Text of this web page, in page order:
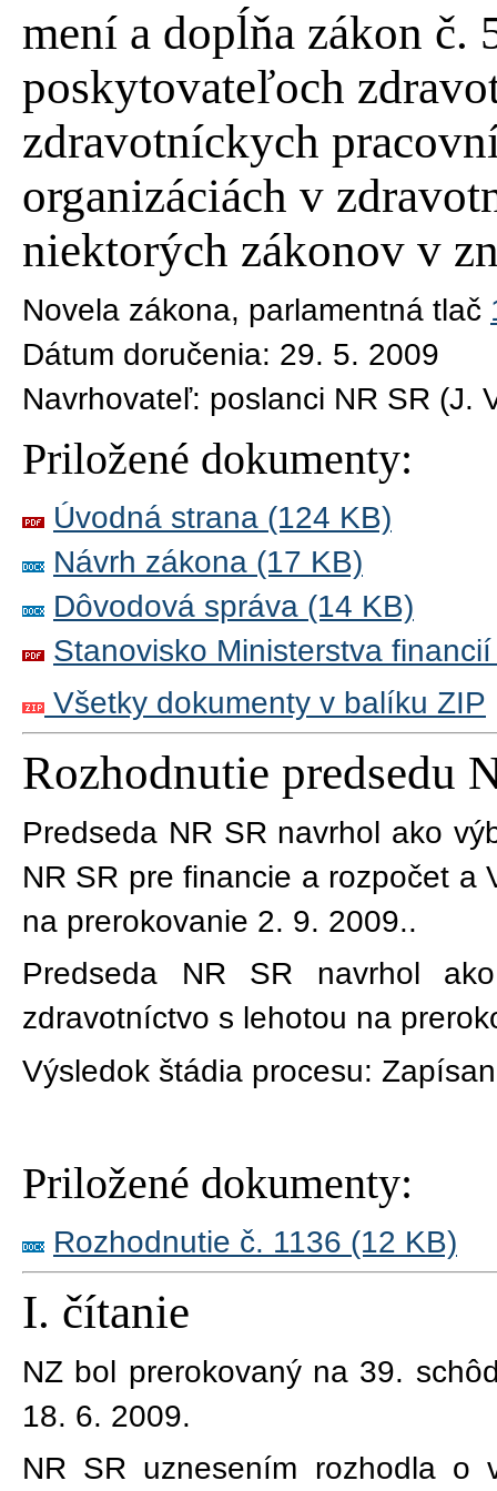
mení a dopĺňa zákon č.
poskytovateľoch
zdravotníckych
organizáciách v
niektorých zákonov v
Novela zákona, parlamentná tlač
Dátum doručenia: 29. 5. 2009
Navrhovateľ: poslanci NR SR (J.
Priložené dokumenty:
Úvodná strana (124 KB)
Návrh zákona (17 KB)
Dôvodová správa (14 KB)
Stanovisko Ministerstva
Všetky dokumenty v balíku ZIP
Rozhodnutie predsedu
Predseda NR SR navrhol ako
NR SR pre financie a rozpočet a
na prerokovanie 2. 9. 2009..
Predseda NR SR navrhol
zdravotníctvo s lehotou na
Výsledok štádia procesu:
Priložené dokumenty:
Rozhodnutie č. 1136 (12 KB)
I. čítanie
NZ bol prerokovaný na 39.
18. 6. 2009.
NR SR uznesením rozhodla o